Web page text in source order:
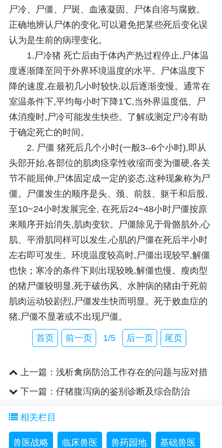
尸冷、尸僵、尸斑、血液凝固、尸体自溶与腐败。
正确地辨认尸体的变化,可以避免把某些死后变化误
认为是生前的病理变化。
1.尸冷猪 死亡后由于体内产热过程停止,尸体温
度逐渐降至同于外界环境温度的水平。尸体温度下
降的速度,在最初几小时较快,以后逐渐变慢。通常在
室温条件下,平均每小时下降1℃,当外界温度低、尸
体消瘦时,尸冷可能发生快些。了解或测定尸冷有助
于确定死亡的时间。
2. 尸僵 猪死后几个小时(一般3--6个小时),即从
头部开始,各部位的肌肉痉挛性收缩而变为僵硬,各关
节不能屈伸,尸体固定成一定的姿态,这种现象称为尸
僵。尸僵发生的顺序是头、颈、前肢、躯干和后股,
至10~24小时发展完全, 在死后24~48小时尸僵按原
来顺序开始消失,肌肉变软。尸僵除见于骨骼肌外,心
肌、平滑肌同样可以发生,心肌的尸僵在死后半小时
左右即可发生。环境温度较高时,尸僵出现较罕,解僵
也快；寒冷的条件下则出现较晚,解僵也慢。瘦肉型
的猪尸僵较明显,死于破伤风、水肿病的猪由于死前
肌肉运动较剧烈,尸僵发生快而明显。死于败血症的
猪,尸僵不显著或不出现尸僵。
首页 前一页 1/5 后一页 尾页
上一篇： 浅析禽病防治工作存在的问题与应对措
施 下一篇： 仔猪腹泻病的鉴别诊断及综合防治
相关栏目
兽医战略 临床兽医 兽药园地 基础兽医